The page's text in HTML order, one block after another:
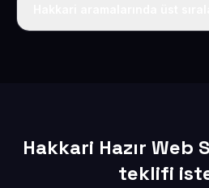
Hakkari Hazır
teklifi